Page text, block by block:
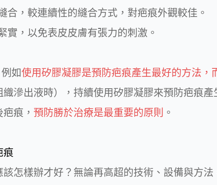
，較連續性的縫合方式，對疤痕外觀較佳。
，以免表皮皮膚有張力的刺激。
如使用矽膠凝膠是預防疤痕產生最好的方法，
滲出液時），持續使用矽膠凝膠來預防疤痕
痕， 預防勝於治療是最重要的原則 。
痕
怎樣辦才好？無論再高超的技術、設備與方